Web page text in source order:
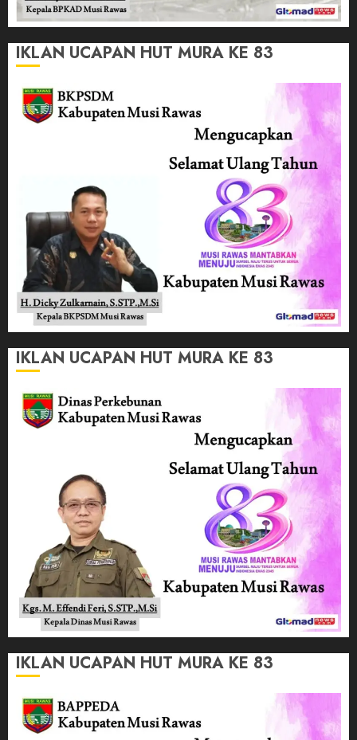
IKLAN UCAPAN HUT MURA KE 83
IKLAN UCAPAN HUT MURA KE 83
IKLAN UCAPAN HUT MURA KE 83